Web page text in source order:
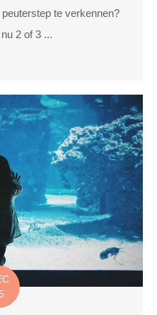
te verkennen?
2 of 3 ...